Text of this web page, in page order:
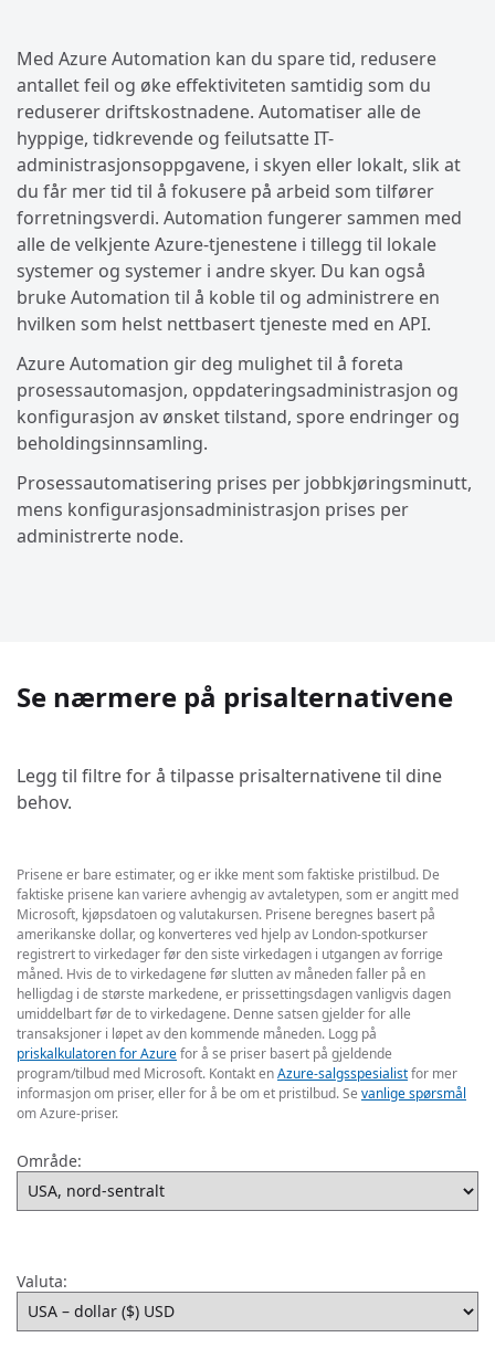
Med Azure Automation kan du spare tid, redusere
antallet feil og øke effektiviteten samtidig som du
reduserer driftskostnadene. Automatiser alle de
hyppige, tidkrevende og feilutsatte IT-
administrasjonsoppgavene, i skyen eller lokalt, slik at
du får mer tid til å fokusere på arbeid som tilfører
forretningsverdi. Automation fungerer sammen med
alle de velkjente Azure-tjenestene i tillegg til lokale
systemer og systemer i andre skyer. Du kan også
bruke Automation til å koble til og administrere en
hvilken som helst nettbasert tjeneste med en API.
Azure Automation gir deg mulighet til å foreta
prosessautomasjon, oppdateringsadministrasjon og
konfigurasjon av ønsket tilstand, spore endringer og
beholdingsinnsamling.
Prosessautomatisering prises per jobbkjøringsminutt,
mens konfigurasjonsadministrasjon prises per
administrerte node.
Se nærmere på prisalternativene
Legg til filtre for å tilpasse prisalternativene til dine
behov.
Prisene er bare estimater, og er ikke ment som faktiske pristilbud. De
faktiske prisene kan variere avhengig av avtaletypen, som er angitt med
Microsoft, kjøpsdatoen og valutakursen. Prisene beregnes basert på
amerikanske dollar, og konverteres ved hjelp av London-spotkurser
registrert to virkedager før den siste virkedagen i utgangen av forrige
måned. Hvis de to virkedagene før slutten av måneden faller på en
helligdag i de største markedene, er prissettingsdagen vanligvis dagen
umiddelbart før de to virkedagene. Denne satsen gjelder for alle
transaksjoner i løpet av den kommende måneden. Logg på
priskalkulatoren for Azurefor å se priser basert på gjeldende
program/tilbud med Microsoft. Kontakt enAzure-salgsspesialistfor mer
informasjon om priser, eller for å be om et pristilbud. Se vanlige spørsmål
om Azure-priser.
Område:
Valuta: